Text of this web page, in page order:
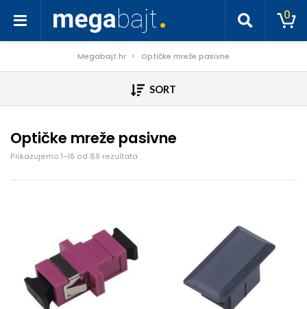
0
Megabajt.hr Optičke mreže pasivne
SORT
Optičke mreže pasivne
Prikazujemo 1–16 od 89 rezultata